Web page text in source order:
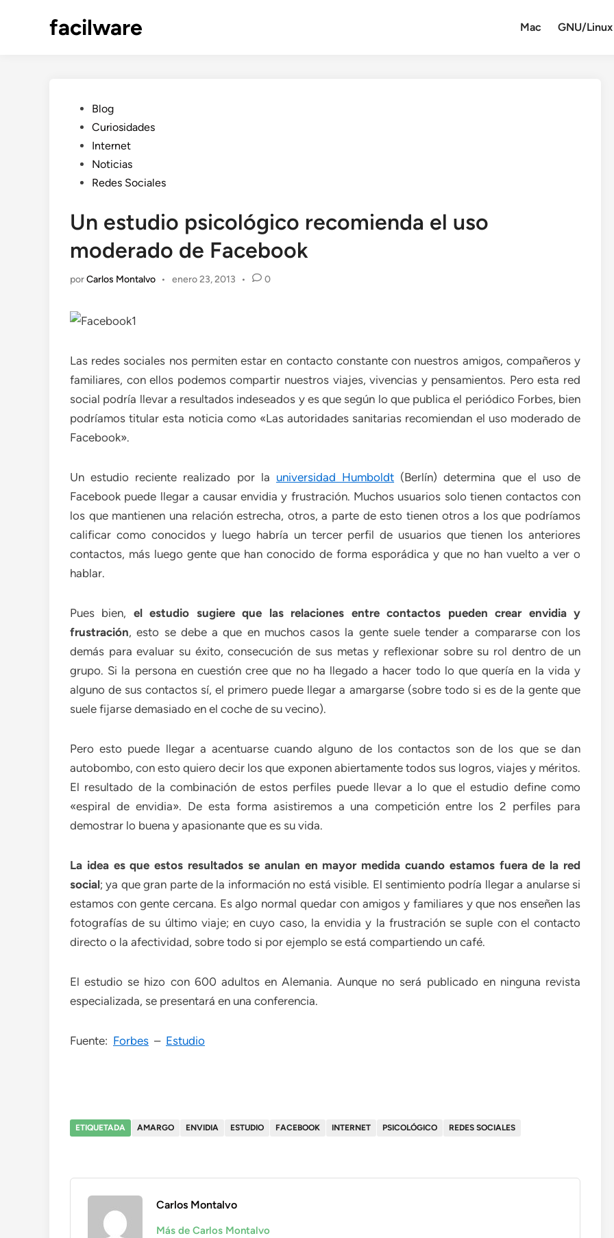
facilware Mac GNU/Linux
Publicado
en
Blog
Curiosidades
Internet
Noticias
Redes Sociales
Un estudio psicológico recomienda el uso
moderado de Facebook
porCarlos Montalvo • enero 23, 2013 • 0
Las redes sociales nos permiten estar en contacto constante con nuestros amigos, compañeros y
familiares, con ellos podemos compartir nuestros viajes, vivencias y pensamientos. Pero esta red
social podría llevar a resultados indeseados y es que según lo que publica el periódico Forbes, bien
podríamos titular esta noticia como «Las autoridades sanitarias recomiendan el uso moderado de
Facebook».
Un estudio reciente realizado por la universidad Humboldt (Berlín) determina que el uso de
Facebook puede llegar a causar envidia y frustración. Muchos usuarios solo tienen contactos con
los que mantienen una relación estrecha, otros, a parte de esto tienen otros a los que podríamos
calificar como conocidos y luego habría un tercer perfil de usuarios que tienen los anteriores
contactos, más luego gente que han conocido de forma esporádica y que no han vuelto a ver o
hablar.
Pues bien, el estudio sugiere que las relaciones entre contactos pueden crear envidia y
frustración, esto se debe a que en muchos casos la gente suele tender a compararse con los
demás para evaluar su éxito, consecución de sus metas y reflexionar sobre su rol dentro de un
grupo. Si la persona en cuestión cree que no ha llegado a hacer todo lo que quería en la vida y
alguno de sus contactos sí, el primero puede llegar a amargarse (sobre todo si es de la gente que
suele fijarse demasiado en el coche de su vecino).
Pero esto puede llegar a acentuarse cuando alguno de los contactos son de los que se dan
autobombo, con esto quiero decir los que exponen abiertamente todos sus logros, viajes y méritos.
El resultado de la combinación de estos perfiles puede llevar a lo que el estudio define como
«espiral de envidia». De esta forma asistiremos a una competición entre los 2 perfiles para
demostrar lo buena y apasionante que es su vida.
La idea es que estos resultados se anulan en mayor medida cuando estamos fuera de la red
social; ya que gran parte de la información no está visible. El sentimiento podría llegar a anularse si
estamos con gente cercana. Es algo normal quedar con amigos y familiares y que nos enseñen las
fotografías de su último viaje; en cuyo caso, la envidia y la frustración se suple con el contacto
directo o la afectividad, sobre todo si por ejemplo se está compartiendo un café.
El estudio se hizo con 600 adultos en Alemania. Aunque no será publicado en ninguna revista
especializada, se presentará en una conferencia.
Fuente: Forbes – Estudio
ETIQUETADA AMARGO ENVIDIA ESTUDIO FACEBOOK INTERNET PSICOLÓGICO REDES SOCIALES
Carlos Montalvo
Más de Carlos Montalvo